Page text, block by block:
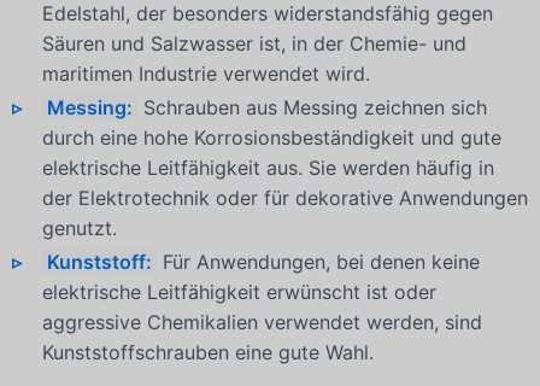
Edelstahl, der besonders widerstandsfähig gegen
Säuren und Salzwasser ist, in der Chemie- und
maritimen Industrie verwendet wird.
Messing: Schrauben aus Messing zeichnen sich
durch eine hohe Korrosionsbeständigkeit und gute
elektrische Leitfähigkeit aus. Sie werden häufig in
der Elektrotechnik oder für dekorative Anwendungen
genutzt.
Kunststoff: Für Anwendungen, bei denen keine
elektrische Leitfähigkeit erwünscht ist oder
aggressive Chemikalien verwendet werden, sind
Kunststoffschrauben eine gute Wahl.